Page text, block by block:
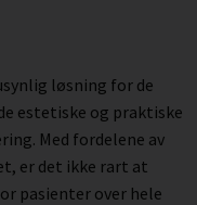
løsning for de
estetiske og praktiske
Med fordelene av
er det ikke rart at
pasienter over hele